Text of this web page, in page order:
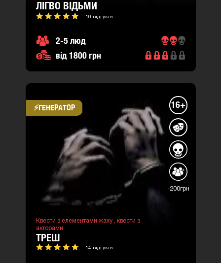
ЛІГВО ВІДЬМИ
10 відгуків
2-5 люд
від 1800 грн
⚡​ГЕНЕРАТОР 16+
-200грн
Квести з елементами жаху , квести з
акторами
ТРЕШ
14 відгуків